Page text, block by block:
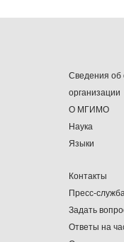
Сведения об
организации
О МГИМО
Наука
Языки
Контакты
Пресс-
Задать
Ответы на